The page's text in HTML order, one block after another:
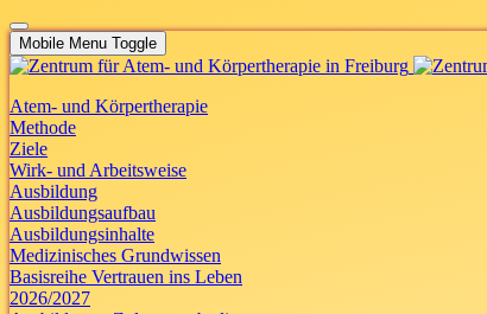
Mobile Menu Toggle
Atem- und Körpertherapie
Methode
Ziele
Wirk- und Arbeitsweise
Ausbildung
Ausbildungsaufbau
Ausbildungsinhalte
Medizinisches Grundwissen
Basisreihe Vertrauen ins Leben
2026/2027